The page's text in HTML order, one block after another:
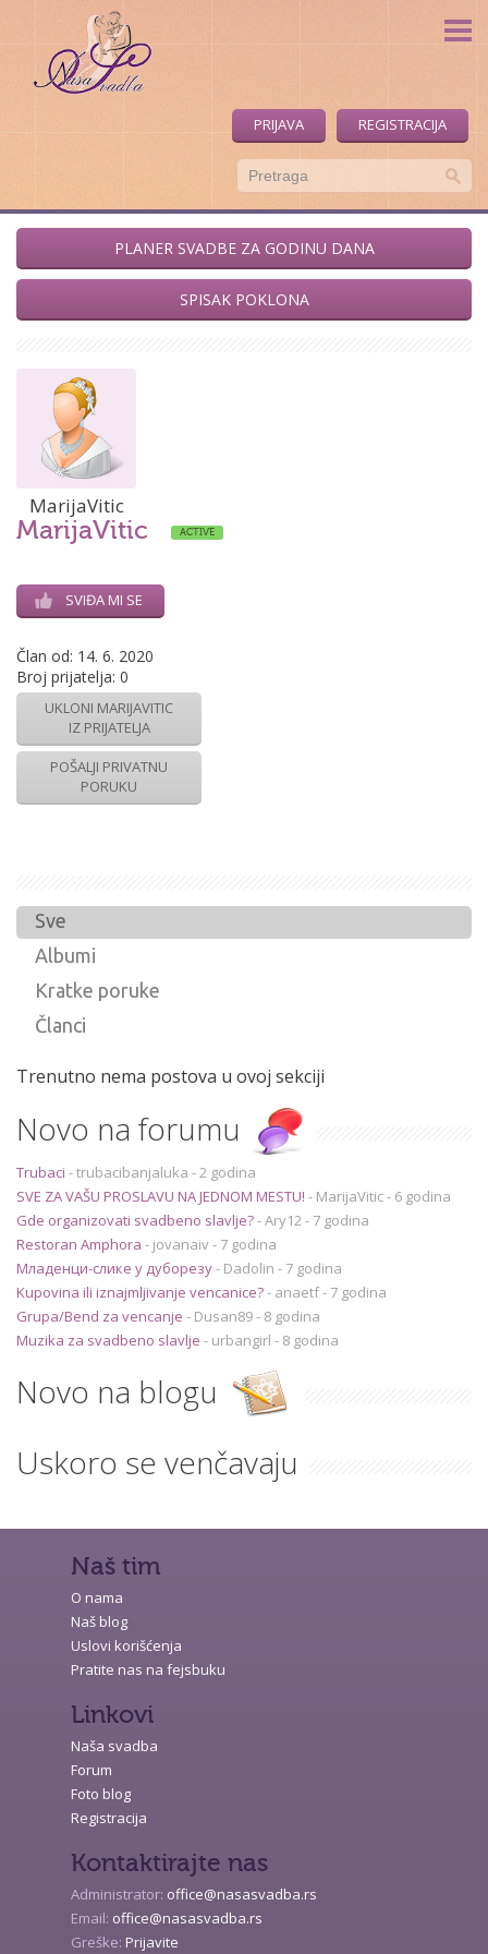
Naša Svadba
Forum
O nama
PRIJAVA REGISTRACIJA
PLANER SVADBE ZA GODINU DANA
SPISAK POKLONA
MarijaVitic
MarijaVitic ACTIVE
SVIĐA MI SE
Član od: 14. 6. 2020
Broj prijatelja: 0
UKLONI MARIJAVITIC
IZ PRIJATELJA
POŠALJI PRIVATNU
PORUKU
Sve
Albumi
Kratke poruke
Članci
Trenutno nema postova u ovoj sekciji
Novo na forumu
Trubaci -trubacibanjaluka - 2 godina
SVE ZA VAŠU PROSLAVU NA JEDNOM MESTU! - MarijaVitic- 6 godina
Gde organizovati svadbeno slavlje?-Ary12- 7 godina
Restoran Amphora - jovanaiv- 7 godina
Младенци-слике у дуборезу- Dadolin - 7 godina
Kupovina ili iznajmljivanje vencanice?- anaetf- 7 godina
Grupa/Bend za vencanje - Dusan89- 8 godina
Muzika za svadbeno slavlje - urbangirl - 8 godina
Novo na blogu
Uskoro se venčavaju
Naš tim
O nama
Naš blog
Uslovi korišćenja
Pratite nas na fejsbuku
Linkovi
Naša svadba
Forum
Foto blog
Registracija
Kontaktirajte nas
Administrator: office@nasasvadba.rs
Email: office@nasasvadba.rs
Greške: Prijavite